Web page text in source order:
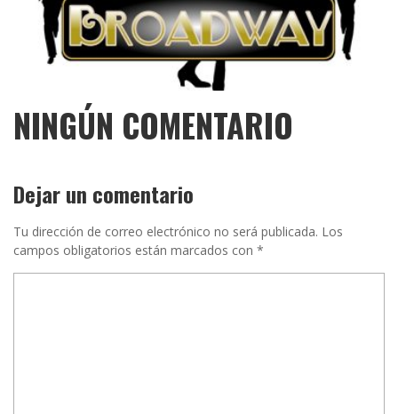
NINGÚN COMENTARIO
Dejar un comentario
Tu dirección de correo electrónico no será publicada. Los
campos obligatorios están marcados con *